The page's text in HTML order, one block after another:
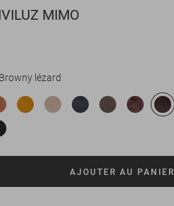
MIMO
Browny lézard
AJOUTER AU PANIER